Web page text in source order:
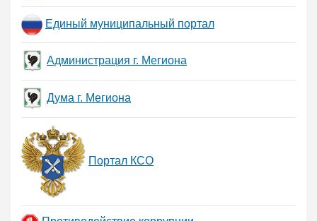
Единый муниципальный портал
Администрация г. Мегиона
Дума г. Мегиона
Портал КСО